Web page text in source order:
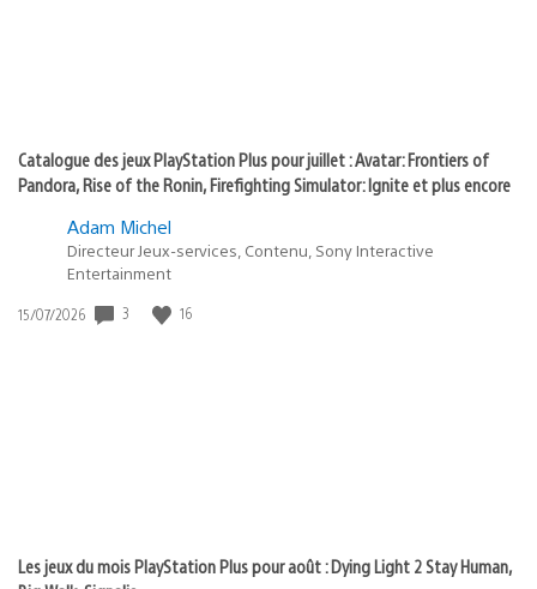
Catalogue des jeux PlayStation Plus pour juillet : Avatar: Frontiers of
Pandora, Rise of the Ronin, Firefighting Simulator: Ignite et plus encore
Adam Michel
Directeur Jeux-services, Contenu, Sony Interactive
Entertainment
Date
15/07/2026 3 16
Les jeux du mois PlayStation Plus pour août : Dying Light 2 Stay Human,